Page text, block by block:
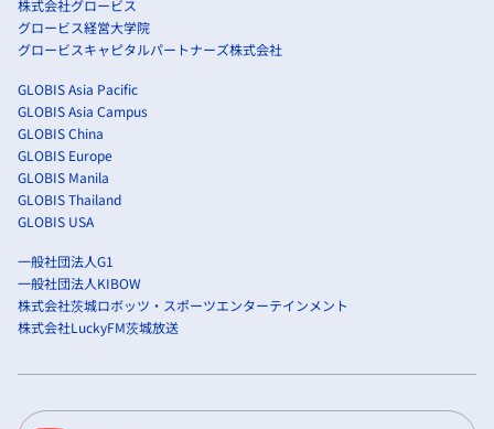
株式会社グロービス
グロービス経営大学院
グロービスキャピタルパートナーズ株式会社
GLOBIS Asia Pacific
GLOBIS Asia Campus
GLOBIS China
GLOBIS Europe
GLOBIS Manila
GLOBIS Thailand
GLOBIS USA
一般社団法人G1
一般社団法人KIBOW
株式会社茨城ロボッツ・スポーツエンターテインメント
株式会社LuckyFM茨城放送